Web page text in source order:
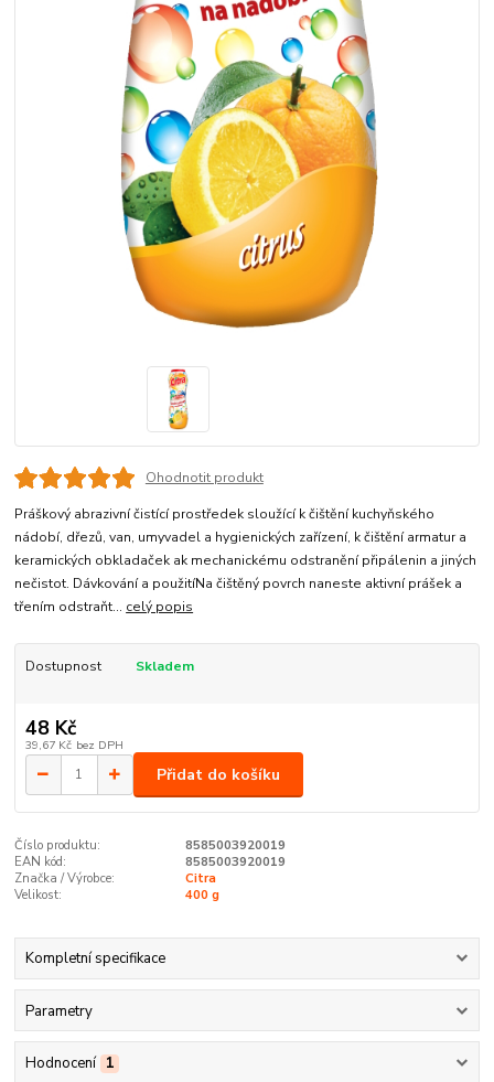
Ohodnotit produkt
Práškový abrazivní čistící prostředek sloužící k čištění kuchyňského
nádobí, dřezů, van, umyvadel a hygienických zařízení, k čištění armatur a
keramických obkladaček ak mechanickému odstranění připálenin a jiných
nečistot. Dávkování a použitíNa čištěný povrch naneste aktivní prášek a
třením odstraňt... celý popis
Dostupnost Skladem
48 Kč
39,67 Kč bez DPH
Přidat do košíku
Číslo produktu:
8585003920019
EAN kód:
8585003920019
Značka / Výrobce:
Citra
Velikost:
400 g
Kompletní specifikace
Parametry
Hodnocení 1